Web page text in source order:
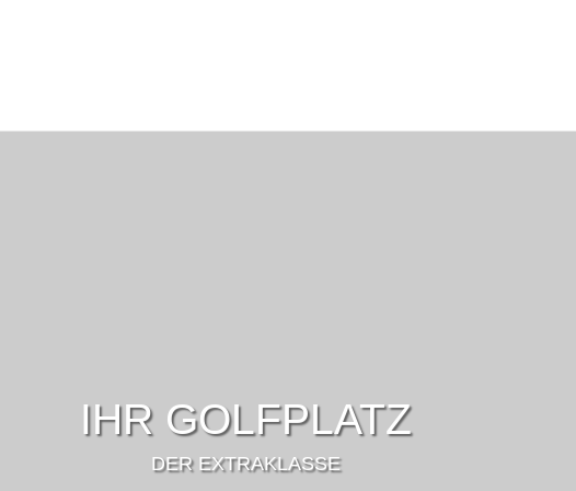
IHR GOLFPLATZ
DER EXTRAKLASSE